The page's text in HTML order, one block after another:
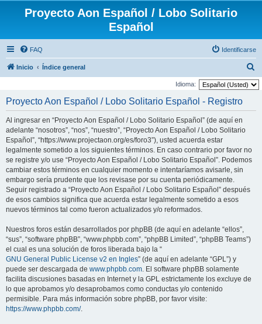
Proyecto Aon Español / Lobo Solitario
Español
FAQ Identificarse
Inicio Índice general
u
Idioma:
Proyecto Aon Español / Lobo Solitario Español - Registro
Al ingresar en “Proyecto Aon Español / Lobo Solitario Español” (de aquí en
adelante “nosotros”, “nos”, “nuestro”, “Proyecto Aon Español / Lobo Solitario
Español”, “https://www.projectaon.org/es/foro3”), usted acuerda estar
legalmente sometido a los siguientes términos. En caso contrario por favor no
se registre y/o use “Proyecto Aon Español / Lobo Solitario Español”. Podemos
cambiar estos términos en cualquier momento e intentaríamos avisarle, sin
embargo sería prudente que los revisase por su cuenta periódicamente.
Seguir registrado a “Proyecto Aon Español / Lobo Solitario Español” después
de esos cambios significa que acuerda estar legalmente sometido a esos
nuevos términos tal como fueron actualizados y/o reformados.
Nuestros foros están desarrollados por phpBB (de aquí en adelante “ellos”,
“sus”, “software phpBB”, “www.phpbb.com”, “phpBB Limited”, “phpBB Teams”)
el cual es una solución de foros liberada bajo la “
GNU General Public License v2 en Ingles” (de aquí en adelante “GPL”) y
puede ser descargada de www.phpbb.com. El software phpBB solamente
facilita discusiones basadas en Internet y la GPL estrictamente los excluye de
lo que aprobamos y/o desaprobamos como conductas y/o contenido
permisible. Para más información sobre phpBB, por favor visite:
https://www.phpbb.com/.